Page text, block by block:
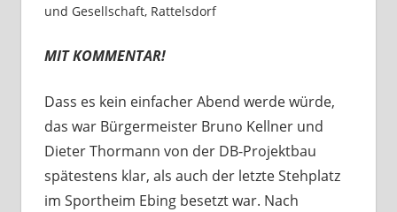
und Gesellschaft, Rattelsdorf
MIT KOMMENTAR!
Dass es kein einfacher Abend werde würde,
das war Bürgermeister Bruno Kellner und
Dieter Thormann von der DB-Projektbau
spätestens klar, als auch der letzte Stehplatz
im Sportheim Ebing besetzt war. Nach